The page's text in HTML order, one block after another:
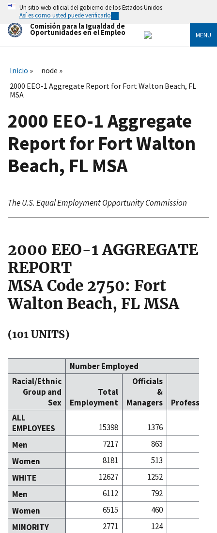
Skip
main
content
Un sitio web oficial del gobierno de los Estados Unidos
Así es como usted puede verificarlo
Comisión para la Igualdad de
Oportunidades en el Empleo MENU
Inicio
node
2000 EEO-1 Aggregate Report for Fort Walton Beach, FL
MSA
2000 EEO-1 Aggregate
Report for Fort Walton
Beach, FL MSA
The U.S. Equal Employment Opportunity Commission
2000 EEO-1 AGGREGATE
REPORT
MSA Code 2750: Fort
Walton Beach, FL MSA
(101 UNITS)
Number Employed
Racial/Ethnic
Group and
Sex
Total
Employment
Officials
&
Managers
ALL
EMPLOYEES
15398 1376
Men
7217 863
Women
8181 513
WHITE
12627 1252
Men
6112 792
Women
6515 460
MINORITY
2771 124